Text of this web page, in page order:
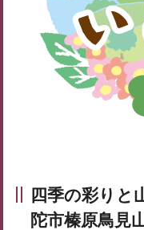
四季の彩りと
陀市榛原鳥見